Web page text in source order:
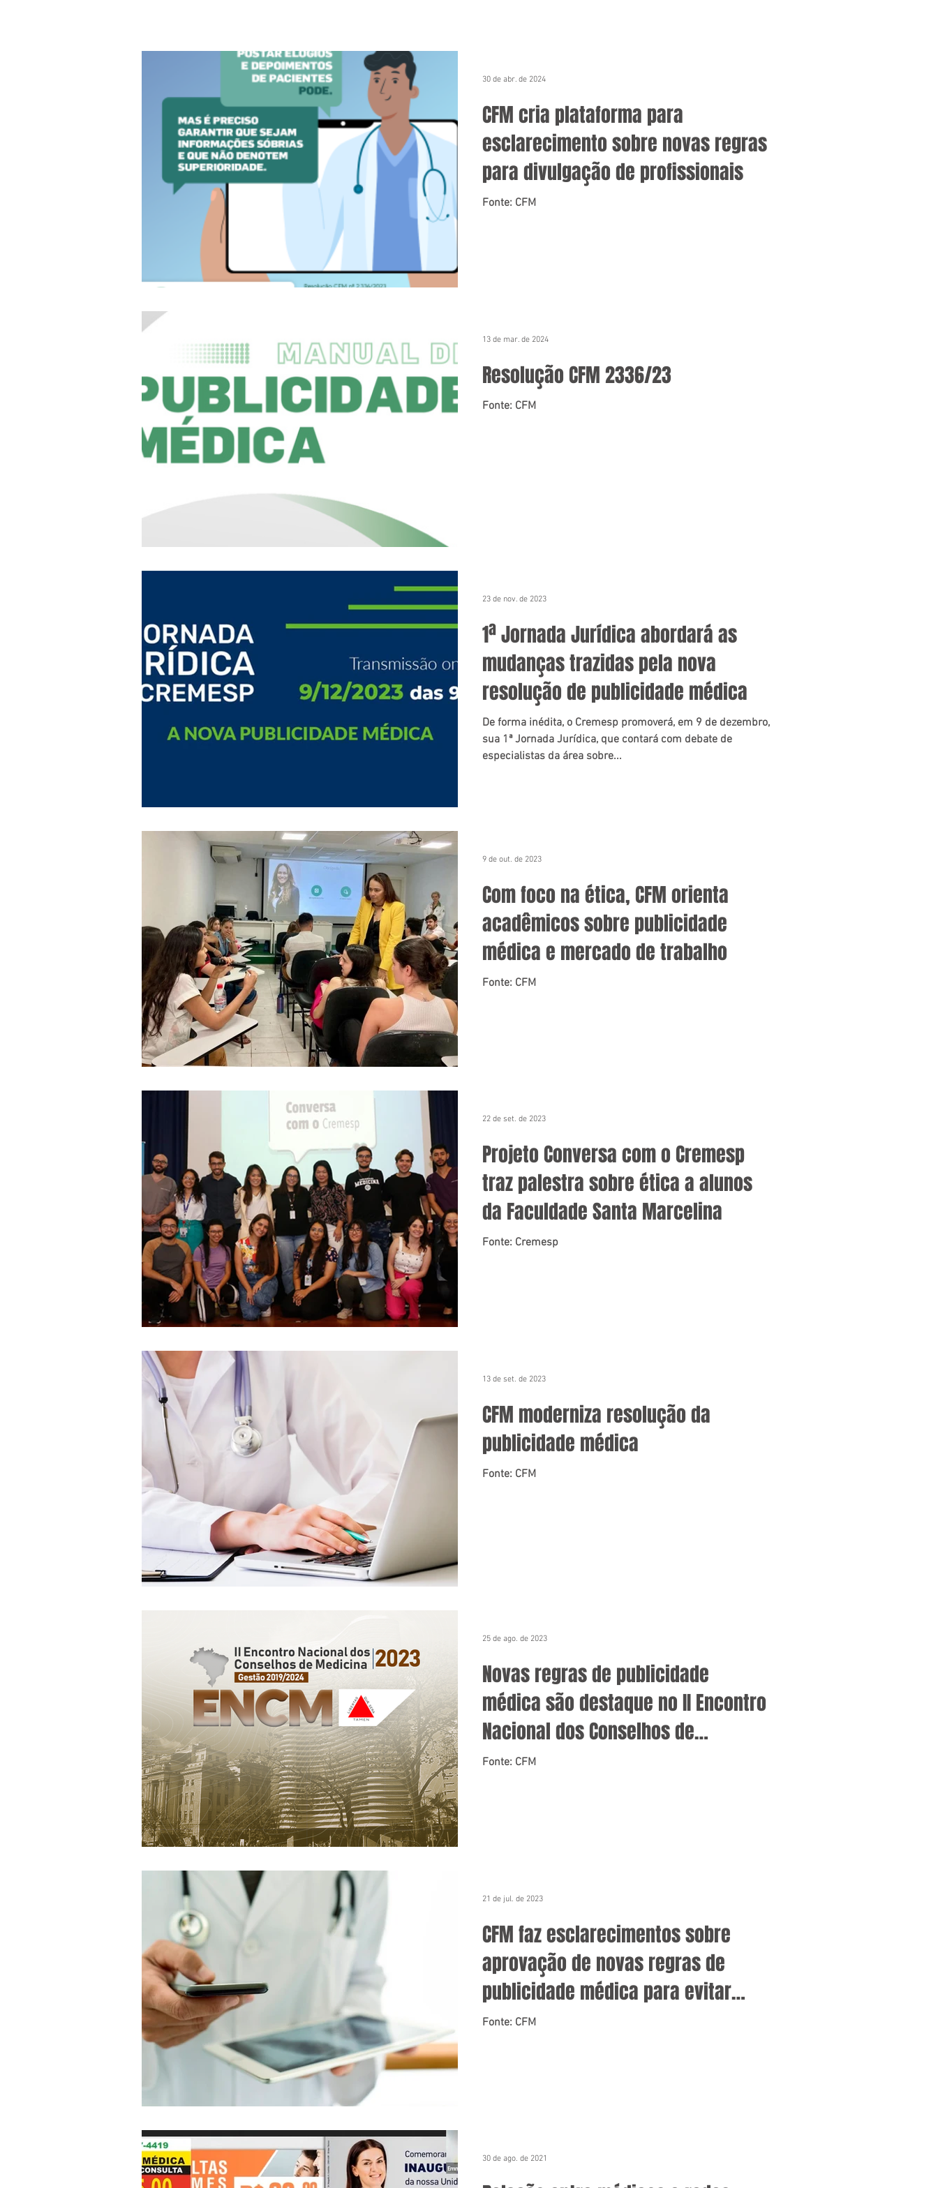
CFM cria plataforma para
esclarecimento sobre novas regras
para divulgação de profissionais
Fonte: CFM
30 de abr. de 2024
Resolução CFM 2336/23
Fonte: CFM
13 de mar. de 2024
1ª Jornada Jurídica abordará as
mudanças trazidas pela nova
resolução de publicidade médica
De forma inédita, o Cremesp promoverá, em 9 de dezembro,
sua 1ª Jornada Jurídica, que contará com debate de
especialistas da área sobre...
23 de nov. de 2023
Com foco na ética, CFM orienta
acadêmicos sobre publicidade
médica e mercado de trabalho
Fonte: CFM
9 de out. de 2023
Projeto Conversa com o Cremesp
traz palestra sobre ética a alunos
da Faculdade Santa Marcelina
Fonte: Cremesp
22 de set. de 2023
CFM moderniza resolução da
publicidade médica
Fonte: CFM
13 de set. de 2023
Novas regras de publicidade
médica são destaque no II Encontro
Nacional dos Conselhos de
Medicina
Fonte: CFM
25 de ago. de 2023
CFM faz esclarecimentos sobre
aprovação de novas regras de
publicidade médica para evitar
fakenews
Fonte: CFM
21 de jul. de 2023
30 de ago. de 2021